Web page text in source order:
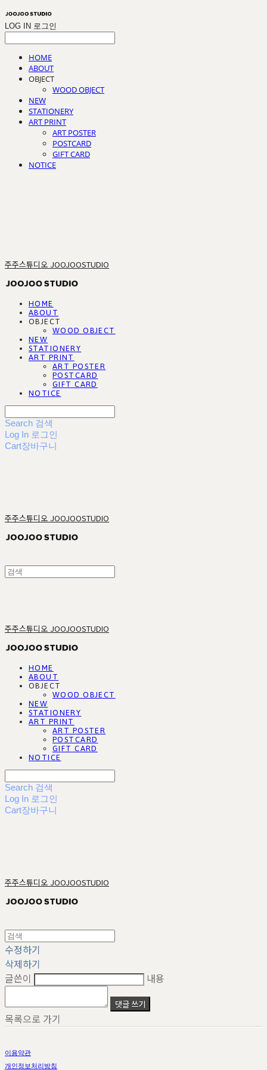
LOG IN 로그인
HOME
ABOUT
OBJECT
WOOD OBJECT
NEW
STATIONERY
ART PRINT
ART POSTER
POSTCARD
GIFT CARD
NOTICE
주주스튜디오 JOOJOOSTUDIO
HOME
ABOUT
OBJECT
WOOD OBJECT
NEW
STATIONERY
ART PRINT
ART POSTER
POSTCARD
GIFT CARD
NOTICE
Search 검색
Log In 로그인
Cart장바구니
주주스튜디오 JOOJOOSTUDIO
주주스튜디오 JOOJOOSTUDIO
HOME
ABOUT
OBJECT
WOOD OBJECT
NEW
STATIONERY
ART PRINT
ART POSTER
POSTCARD
GIFT CARD
NOTICE
Search 검색
Log In 로그인
Cart장바구니
주주스튜디오 JOOJOOSTUDIO
수정하기
삭제하기
글쓴이
내용
댓글 쓰기
목록으로 가기
이용약관
개인정보처리방침